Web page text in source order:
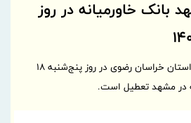
خاورمیانه در روز
با توجه به تعطیلی سراسری استان خراسان رضوی در روز پنج‌شنبه ۱۸
در مشهد تعطیل است.